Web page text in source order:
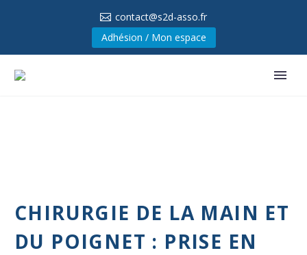
contact@s2d-asso.fr
Adhésion / Mon espace
CHIRURGIE DE LA MAIN ET
DU POIGNET : PRISE EN